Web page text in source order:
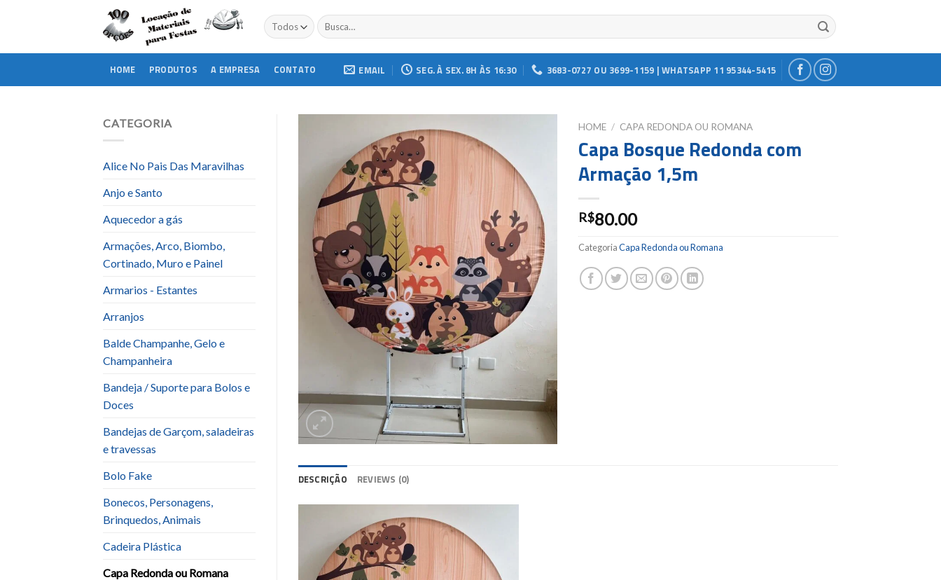
Buscar
por:
HOME PRODUTOS A EMPRESA CONTATO EMAIL SEG. À SEX. 8H ÀS 16:30 3683-0727 OU 3699-1159 | WHATSAPP 11 95344-5415
CATEGORIA
Alice No Pais Das Maravilhas
Anjo e Santo
Aquecedor a gás
Armações, Arco, Biombo,
Cortinado, Muro e Painel
Armarios - Estantes
Arranjos
Balde Champanhe, Gelo e
Champanheira
Bandeja / Suporte para Bolos e
Doces
Bandejas de Garçom, saladeiras
e travessas
Bolo Fake
Bonecos, Personagens,
Brinquedos, Animais
Cadeira Plástica
Capa Redonda ou Romana
wishlist
HOME / CAPA REDONDA OU ROMANA
Capa Bosque Redonda com
Armação 1,5m
R$80.00
CategoriaCapa Redonda ou Romana
DESCRIÇÃO REVIEWS (0)